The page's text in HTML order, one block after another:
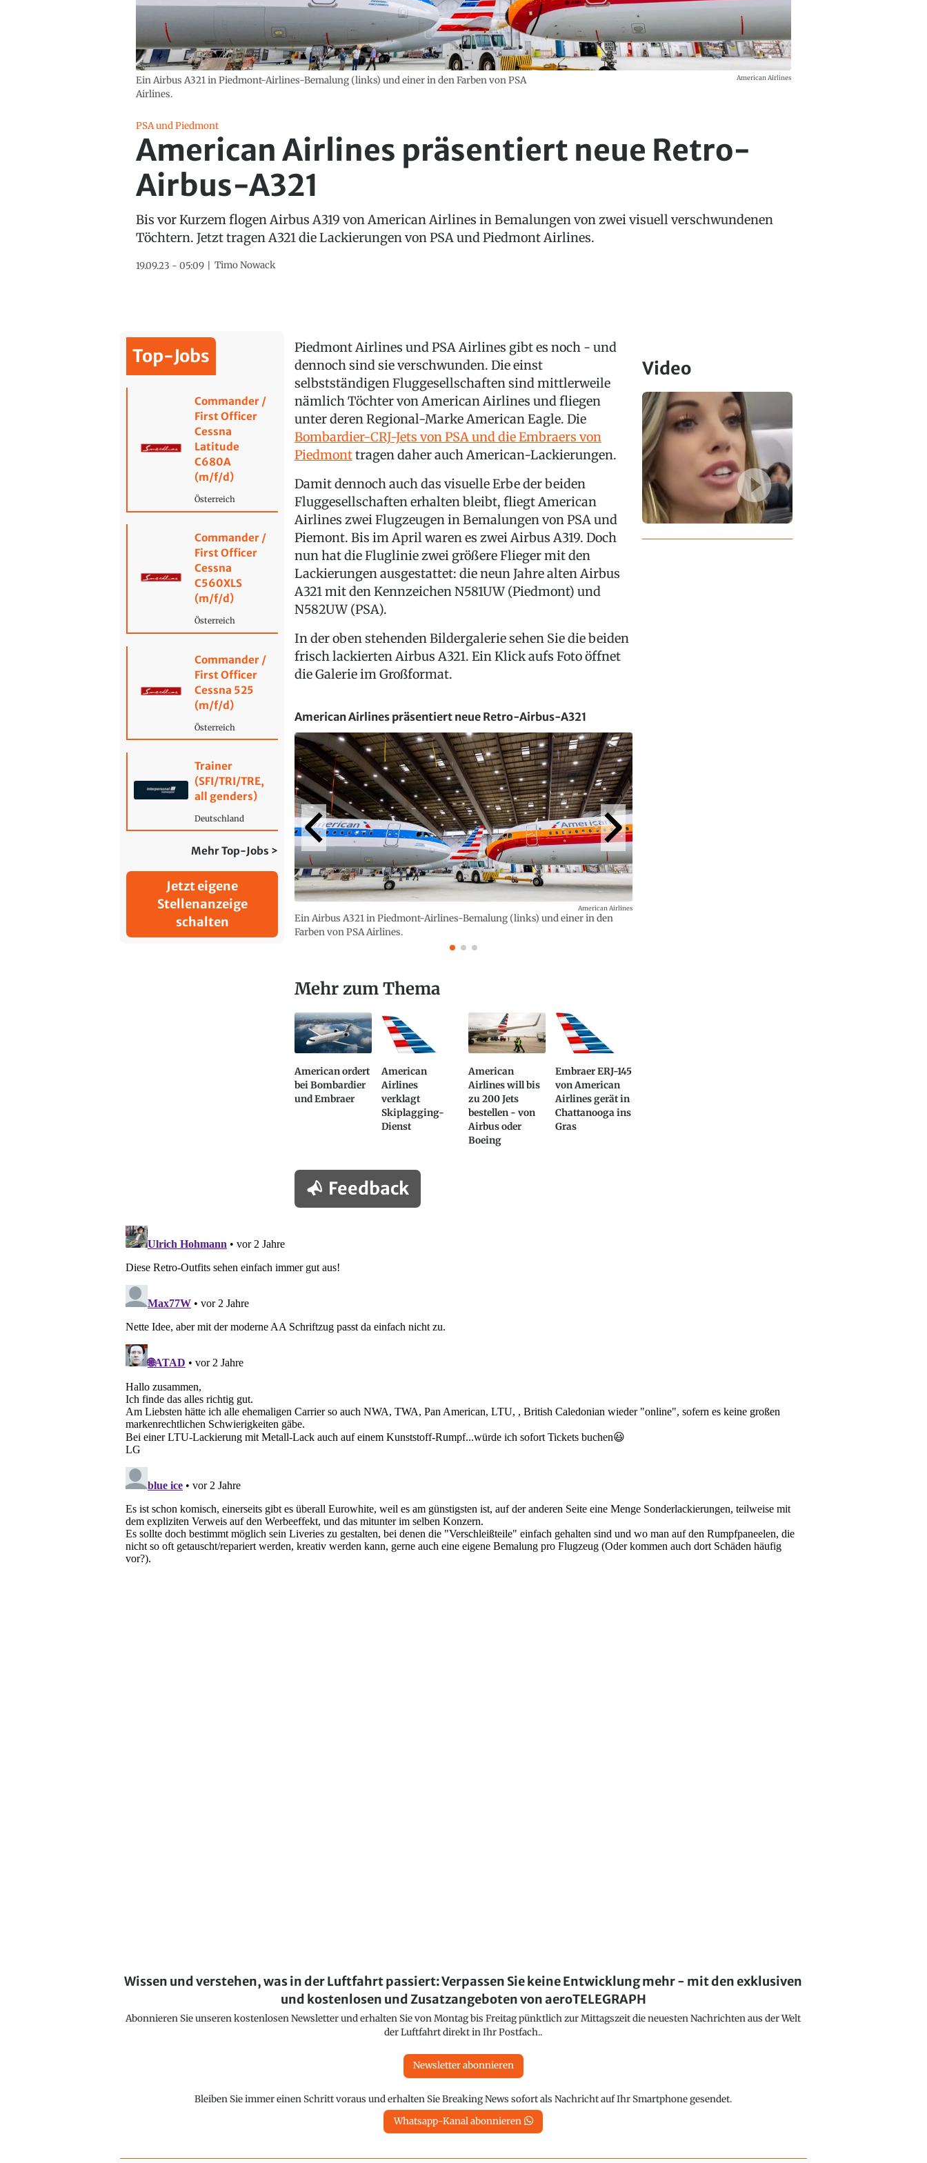
Ein Airbus A321 in Piedmont-Airlines-Bemalung (links) und einer in den Farben von PSA
Airlines.
American Airlines
PSA und Piedmont
American Airlines präsentiert neue Retro-
Airbus-A321
Bis vor Kurzem flogen Airbus A319 von American Airlines in Bemalungen von zwei visuell verschwundenen
Töchtern. Jetzt tragen A321 die Lackierungen von PSA und Piedmont Airlines.
19.09.23 - 05:09 Timo Nowack
Top-Jobs
Commander /
First Officer
Cessna
Latitude
C680A
(m/f/d)
Österreich
Commander /
First Officer
Cessna
C560XLS
(m/f/d)
Österreich
Commander /
First Officer
Cessna 525
(m/f/d)
Österreich
Trainer
(SFI/TRI/TRE,
all genders)
Deutschland
Mehr Top-Jobs >
Jetzt eigene
Stellenanzeige
schalten
Piedmont Airlines und PSA Airlines gibt es noch - und
dennoch sind sie verschwunden. Die einst
selbstständigen Fluggesellschaften sind mittlerweile
nämlich Töchter von American Airlines und fliegen
unter deren Regional-Marke American Eagle. Die
Bombardier-CRJ-Jets von PSA und die Embraers von
Piedmonttragen daher auch American-Lackierungen.
Damit dennoch auch das visuelle Erbe der beiden
Fluggesellschaften erhalten bleibt, fliegt American
Airlines zwei Flugzeugen in Bemalungen von PSA und
Piemont. Bis im April waren es zwei Airbus A319. Doch
nun hat die Fluglinie zwei größere Flieger mit den
Lackierungen ausgestattet: die neun Jahre alten Airbus
A321 mit den Kennzeichen N581UW (Piedmont) und
N582UW (PSA).
In der oben stehenden Bildergalerie sehen Sie die beiden
frisch lackierten Airbus A321. Ein Klick aufs Foto öffnet
die Galerie im Großformat.
American Airlines präsentiert neue Retro-Airbus-A321
Ein Airbus A321 in Piedmont-Airlines-Bemalung (links) und einer in den
Farben von PSA Airlines.
American Airlines
Mehr zum Thema
American ordert
bei Bombardier
und Embraer
American
Airlines
verklagt
Skiplagging-
Dienst
American
Airlines will bis
zu 200 Jets
bestellen - von
Airbus oder
Boeing
Embraer ERJ-145
von American
Airlines gerät in
Chattanooga ins
Gras
Feedback
Video
Wissen und verstehen, was in der Luftfahrt passiert: Verpassen Sie keine Entwicklung mehr - mit den exklusiven
und kostenlosen und Zusatzangeboten von aeroTELEGRAPH
Abonnieren Sie unseren kostenlosen Newsletter und erhalten Sie von Montag bis Freitag pünktlich zur Mittagszeit die neuesten Nachrichten aus der Welt
der Luftfahrt direkt in Ihr Postfach..
Newsletter abonnieren
Bleiben Sie immer einen Schritt voraus und erhalten Sie Breaking News sofort als Nachricht auf Ihr Smartphone gesendet.
Whatsapp-Kanal abonnieren